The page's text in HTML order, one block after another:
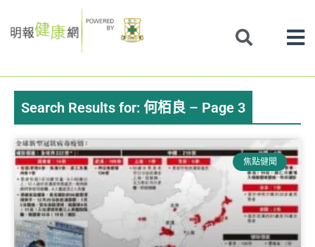
to
Search Results for: 何栢良 – Page 3
焦點健聞
PagePagePagePagePage Page